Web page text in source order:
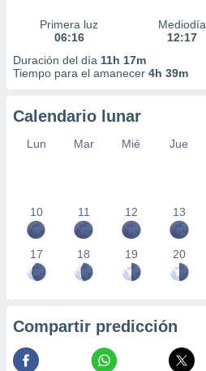
Primera luz
06:16
Mediodía
12:17
Duración del día 11h 17m
Tiempo para el amanecer 4h 39m
Calendario lunar
Lun Mar Mié Jue
10 11 12 13
17 18 19 20
Compartir predicción